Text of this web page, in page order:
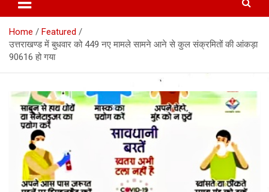
News, Uttarakhand News in
Hindi
Home
Featured
उत्तराखण्ड में बुधवार को 449 नए मामले सामने आने से कुल संक्रमितों की आंकड़ा
90616 हो गया